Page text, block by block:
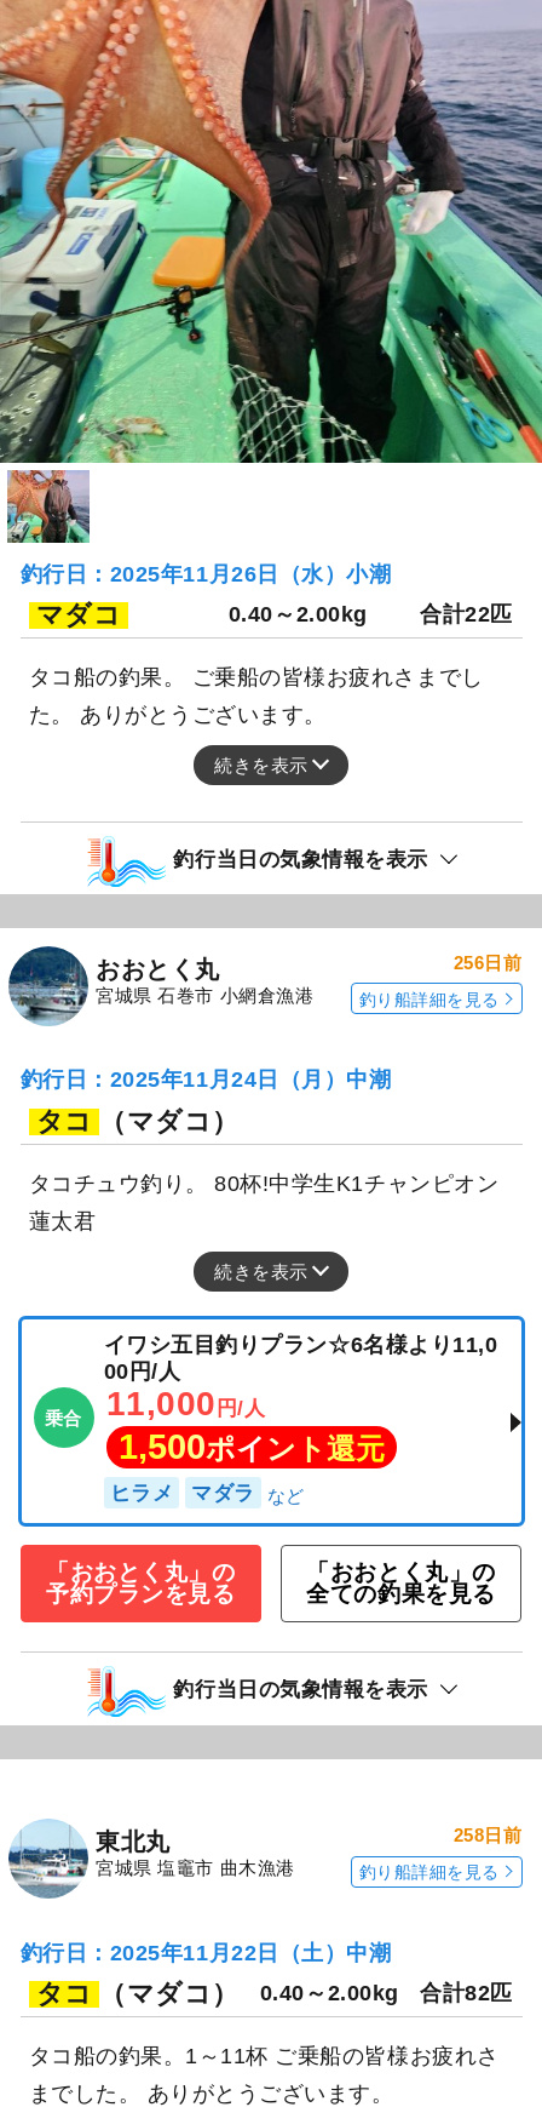
釣行日：2025年11月26日（水）小潮
マダコ 0.40～2.00kg 合計22匹
タコ船の釣果。 ご乗船の皆様お疲れさまでし
た。 ありがとうございます。
続きを表示
釣行当日の気象情報を表示
おおとく丸
宮城県 石巻市 小網倉漁港
256日前
釣り船詳細を見る
釣行日：2025年11月24日（月）中潮
タコ （マダコ）
タコチュウ釣り。 80杯!中学生K1チャンピオン
蓮太君
続きを表示
乗合
イワシ五目釣りプラン☆6名様より11,0
00円/人
11,000 円/人
1,500ポイント還元
ヒラメ マダラ
「おおとく丸」の
予約プランを見る
「おおとく丸」の
全ての釣果を見る
釣行当日の気象情報を表示
東北丸
宮城県 塩竈市 曲木漁港
258日前
釣り船詳細を見る
釣行日：2025年11月22日（土）中潮
タコ （マダコ） 0.40～2.00kg 合計82匹
タコ船の釣果。1～11杯 ご乗船の皆様お疲れさ
までした。 ありがとうございます。